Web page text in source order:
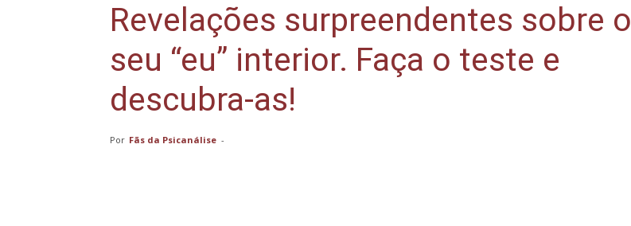
Revelações surpreendentes sobre o
seu “eu” interior. Faça o teste e
descubra-as!
Por Fãs da Psicanálise -